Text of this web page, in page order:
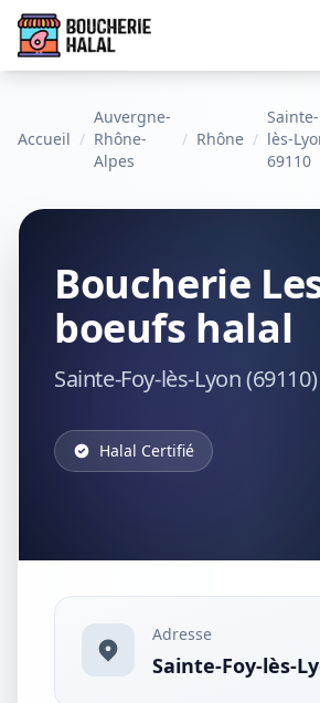
Accueil /
Auvergne-
Rhône-
Alpes
/ Rhône / lès-
69110
Boucherie
boeufs halal
Sainte-Foy-lès-Lyon (69110)
Halal Certifié
Adresse
Sainte-Foy-lès-